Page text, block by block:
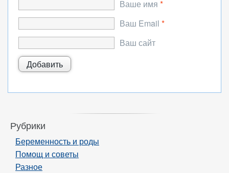
Ваше имя *
Ваш Email *
Ваш сайт
Рубрики
Беременность и роды
Помощ и советы
Разное